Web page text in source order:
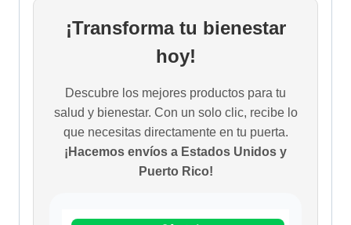
¡Transforma tu bienestar
hoy!
Descubre los mejores productos para tu
salud y bienestar. Con un solo clic, recibe lo
que necesitas directamente en tu puerta.
¡Hacemos envíos a Estados Unidos y
Puerto Rico!